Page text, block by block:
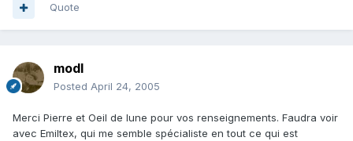
Quote
modl
Posted April 24, 2005
Merci Pierre et Oeil de lune pour vos renseignements. Faudra voir
avec Emiltex, qui me semble spécialiste en tout ce qui est